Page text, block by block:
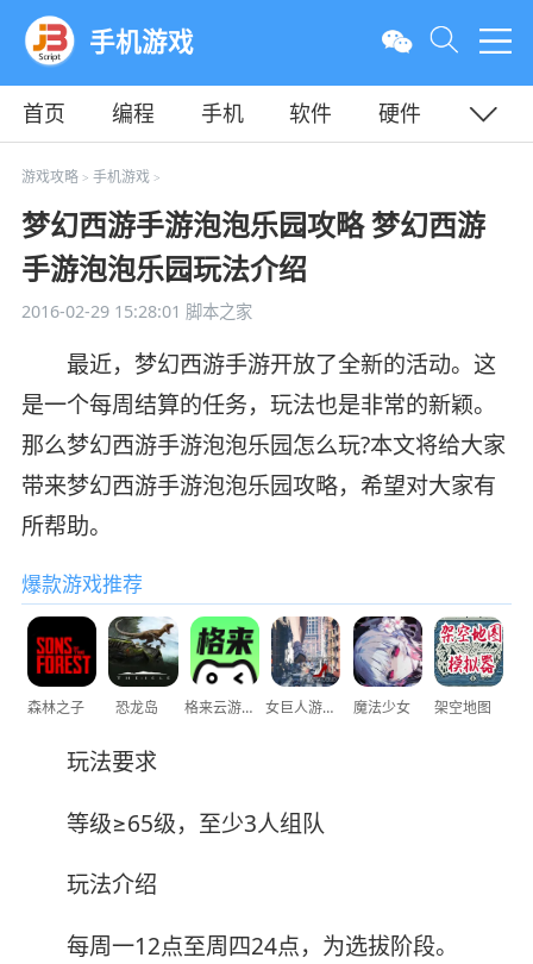
手机游戏
首页 编程 手机 软件
硬件
教程
平面
游戏攻略> 手机游戏>
梦幻西游手游泡泡乐园攻略 梦幻西游
手游泡泡乐园玩法介绍
2016-02-29 15:28:01 脚本之家
最近，梦幻西游手游开放了全新的活动。这
是一个每周结算的任务，玩法也是非常的新颖。
那么梦幻西游手游泡泡乐园怎么玩?本文将给大家
带来梦幻西游手游泡泡乐园攻略，希望对大家有
所帮助。
爆款游戏推荐
森林之子 恐龙岛 格来云游戏 女巨人游乐场 魔法少女 架空地图
玩法要求
等级≥65级，至少3人组队
玩法介绍
每周一12点至周四24点，为选拔阶段。